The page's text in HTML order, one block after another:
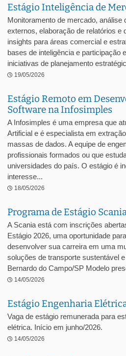
Estágio Inteligência de
Monitoramento de mercado, análise
externos, elaboração de relatórios e
insights para áreas comercial e
bases de inteligência e participação
iniciativas de planejamento
19/05/2026
Estágio Remoto em
Software na Infosimples
A Infosimples é uma empresa que
Artificial e é especialista em
massas de dados. A equipe de
profissionais formados ou que
universidades do país. O estágio é
interesse...
18/05/2026
Programa de Estágio
A Scania está com inscrições
Estágio 2026, uma oportunidade
desenvolver sua carreira em uma
soluções de transporte sustentável
Bernardo do Campo/SP Modelo
14/05/2026
Estágio Engenharia
Vaga de estágio remunerada para
elétrica. Início em junho/2026.
14/05/2026